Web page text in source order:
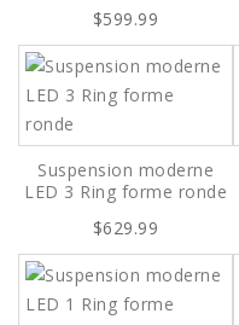
$599.99
Suspension moderne
LED 3 Ring forme ronde
$629.99